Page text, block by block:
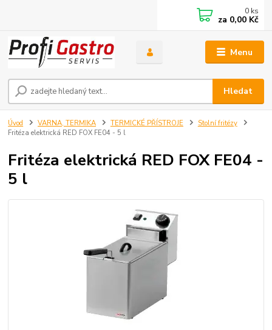
Menu
Hledat
0 ks
za 0,00 Kč
Úvod VARNA, TERMIKA TERMICKÉ PŘÍSTROJE
Stolní fritézy
Fritéza elektrická RED FOX FE04 - 5 l
Fritéza elektrická RED FOX FE04 -
5 l